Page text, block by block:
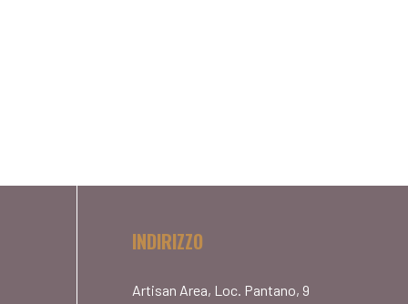
INDIRIZZO
Artisan Area, Loc. Pantano, 9